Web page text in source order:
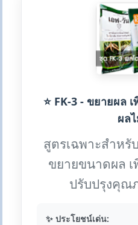
⭐ FK-3 - ขยายผล
ผล
สูตรเฉพาะสำห
ขยายขนาดผล
ปรับปรุงคุณ
✨ ประโยชน์เด่น: